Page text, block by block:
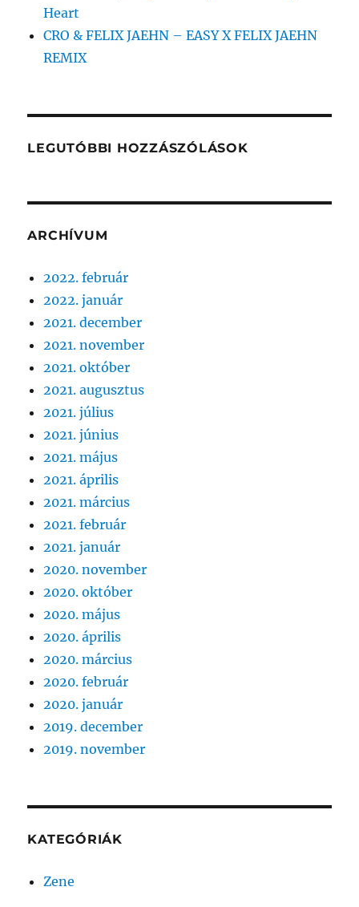
Heart
CRO & FELIX JAEHN – EASY X FELIX JAEHN
REMIX
LEGUTÓBBI HOZZÁSZÓLÁSOK
ARCHÍVUM
2022. február
2022. január
2021. december
2021. november
2021. október
2021. augusztus
2021. július
2021. június
2021. május
2021. április
2021. március
2021. február
2021. január
2020. november
2020. október
2020. május
2020. április
2020. március
2020. február
2020. január
2019. december
2019. november
KATEGÓRIÁK
Zene